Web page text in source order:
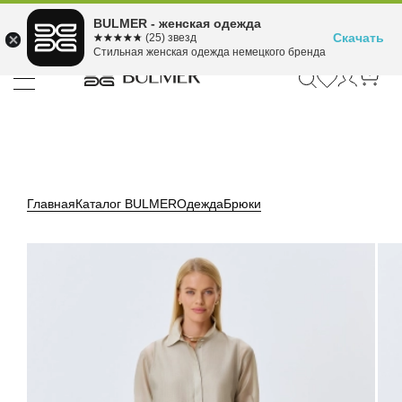
Подели оплату на 4
платежа ⓘ
Для покупок от 300 ₽ до 30,000 ₽
ГлавнаяКаталог BULMERОдеждаБрюки
BULMER - женская одежда
☆☆☆☆☆
★★★★★ (25) звезд
Стильная женская одежда немецкого бренда
Скачать